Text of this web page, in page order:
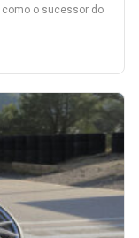
como o sucessor do